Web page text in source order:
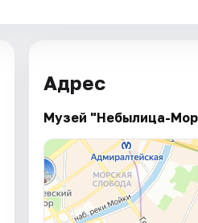
Адрес
Музей "Небылица-